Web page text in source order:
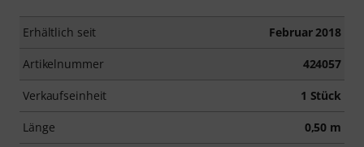
Erhältlich seit Februar 2018
Artikelnummer 424057
Verkaufseinheit 1 Stück
Länge 0,50 m